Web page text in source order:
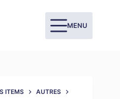
MENU
ITEMS
AUTRES